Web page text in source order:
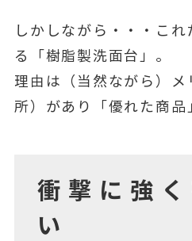
しかしながら・・・こ
る「樹脂製洗面台」。
理由は（当然ながら）メ
所）があり「優れた商品
衝撃に強
い